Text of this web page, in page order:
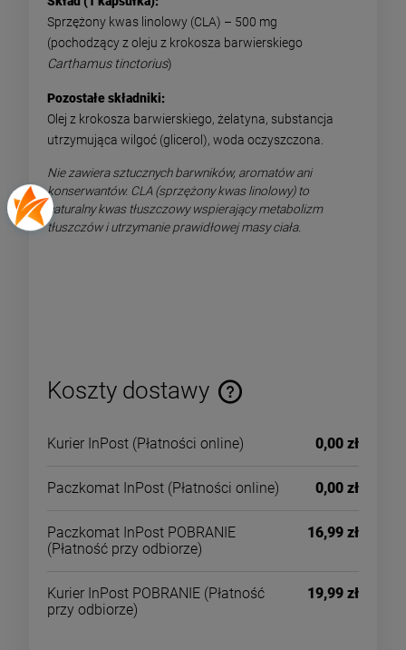
Sprzężony kwas linolowy (CLA) – 500 mg
(pochodzący z oleju z krokosza barwierskiego
Carthamus tinctorius)
Pozostałe składniki:
Olej z krokosza barwierskiego, żelatyna, substancja
utrzymująca wilgoć (glicerol), woda oczyszczona.
Nie zawiera sztucznych barwników, aromatów ani
konserwantów. CLA (sprzężony kwas linolowy) to
naturalny kwas tłuszczowy wspierający metabolizm
tłuszczów i utrzymanie prawidłowej masy ciała.
Koszty dostawy
Cena nie zawiera ewentualnych kosztów płatności
Kurier InPost (Płatności online) 0,00 zł
Paczkomat InPost (Płatności online) 0,00 zł
Paczkomat InPost POBRANIE
(Płatność przy odbiorze)
16,99 zł
Kurier InPost POBRANIE (Płatność
przy odbiorze)
19,99 zł